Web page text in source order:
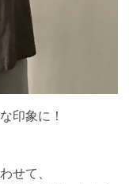
印象に！
せて、